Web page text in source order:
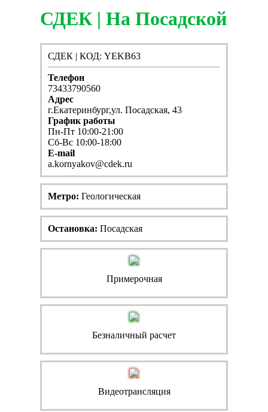
СДЕК | На Посадской
СДЕК | КОД: YEKB63
Телефон
73433790560
Адрес
г.Екатеринбург,ул. Посадская, 43
График работы
Пн-Пт 10:00-21:00
Сб-Вс 10:00-18:00
E-mail
a.kornyakov@cdek.ru
Метро:Геологическая
Остановка: Посадская
Примерочная
Безналичный расчет
Видеотрансляция